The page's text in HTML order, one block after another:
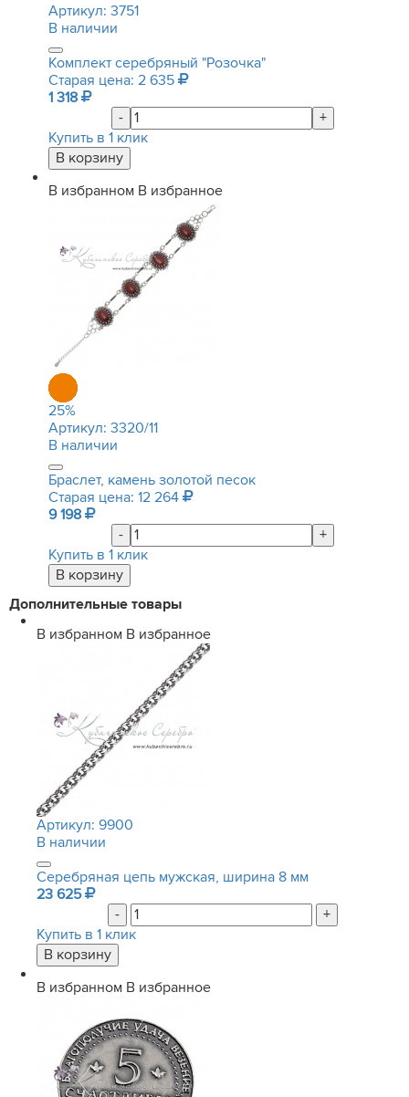
Артикул: 3751
В наличии
Комплект серебряный "Розочка"
Старая цена: 2 635
1 318
-
+
Купить в 1 клик
В избранном В избранное
25%
Артикул: 3320/11
В наличии
Браслет, камень золотой песок
Старая цена: 12 264
9 198
-
+
Купить в 1 клик
Дополнительные товары
В избранном В избранное
Артикул: 9900
В наличии
Серебряная цепь мужская, ширина 8 мм
23 625
-
+
Купить в 1 клик
В избранном В избранное